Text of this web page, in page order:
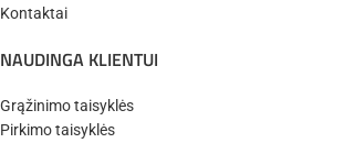
Kontaktai
NAUDINGA KLIENTUI
Grąžinimo taisyklės
Pirkimo taisyklės